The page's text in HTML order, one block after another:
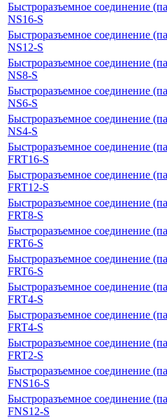
Быстроразъемное соединение
NS16-S
Быстроразъемное соединение
NS12-S
Быстроразъемное соединение
NS8-S
Быстроразъемное соединение
NS6-S
Быстроразъемное соединение
NS4-S
Быстроразъемное соединение
FRT16-S
Быстроразъемное соединение
FRT12-S
Быстроразъемное соединение
FRT8-S
Быстроразъемное соединение
FRT6-S
Быстроразъемное соединение
FRT6-S
Быстроразъемное соединение
FRT4-S
Быстроразъемное соединение
FRT4-S
Быстроразъемное соединение
FRT2-S
Быстроразъемное соединение
FNS16-S
Быстроразъемное соединение
FNS12-S